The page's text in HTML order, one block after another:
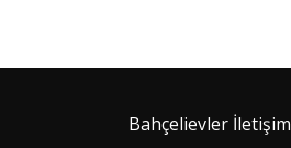
Bahçelievler İletişim